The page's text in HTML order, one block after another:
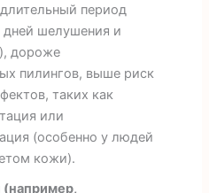
период
дней шелушения и
дороже
пилингов, выше риск
таких как
или
(особенно у людей
кожи).
(например,